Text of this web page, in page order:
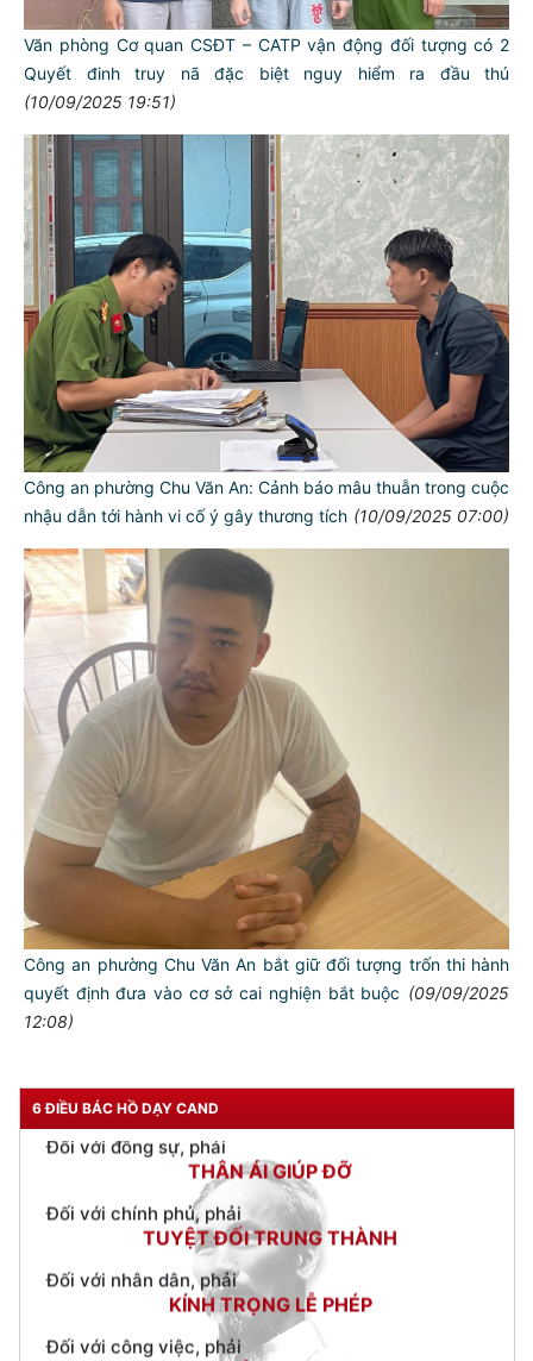
Văn phòng Cơ quan CSĐT – CATP vận động đối tượng có 2
Quyết đinh truy nã đặc biệt nguy hiểm ra đầu thú
(10/09/2025 19:51)
Công an phường Chu Văn An: Cảnh báo mâu thuẫn trong cuộc
nhậu dẫn tới hành vi cố ý gây thương tích (10/09/2025 07:00)
Công an phường Chu Văn An bắt giữ đối tượng trốn thi hành
quyết định đưa vào cơ sở cai nghiện bắt buộc (09/09/2025
12:08)
6 ĐIỀU BÁC HỒ DẠY CAND
TƯ CÁCH
NGƯỜI CÔNG AN CÁCH MỆNH LÀ:
Đối với tự mình, phải
THÂN ÁI GIÚP ĐỠ
Đối với chính phủ, phải
TUYỆT ĐỐI TRUNG THÀNH
Đối với nhân dân, phải
KÍNH TRỌNG LỄ PHÉP
Đối với công việc, phải
TẬN TỤY
CƯƠNG QUYẾT, KHÔN KHÉO